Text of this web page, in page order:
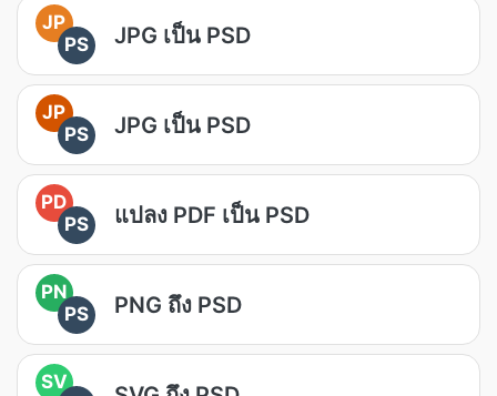
JP
PS
JPG เป็น PSD
JP
PS
JPG เป็น PSD
PD
PS
แปลง PDF เป็น PSD
PN
PS
PNG ถึง PSD
SV